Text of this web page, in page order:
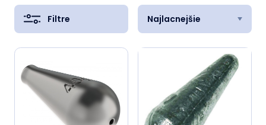
Filtre Najlacnejšie